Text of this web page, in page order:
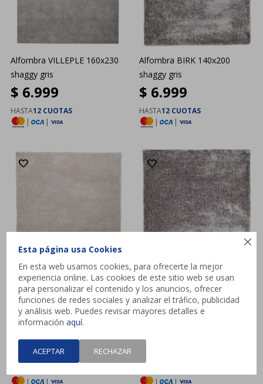

Esta página usa Cookies
En esta web usamos cookies, para ofrecerte la mejor
experiencia online. Las cookies de este sitio web se usan
para personalizar el contenido y los anuncios, ofrecer
funciones de redes sociales y analizar el tráfico, publicidad
y análisis web. Puedes revisar mayores detalles e
informaciónaquí.
ACEPTAR RECHAZAR
Alfombra VILLEPLE 160x230
shaggy gris
$ 6.999
HASTA12 CUOTAS
|
|
Alfombra BIRK 140x200
shaggy gris
$ 6.999
HASTA12 CUOTAS
|
|
Alfombra BIRK 160x230
8.499
|
|
Alfombra BIRK 160x230
|
|